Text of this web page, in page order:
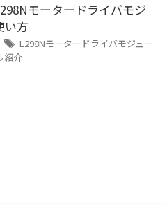
モータードライバモジ
い方
L298Nモータードライバモジュー
紹介